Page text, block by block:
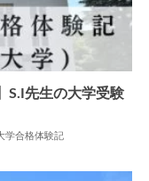
S.I先生の大学受験
学合格体験記